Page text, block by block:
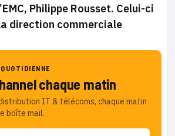
Philippe Rousset. Celui-ci
direction commerciale
chaque matin
IT & télécoms, chaque matin
boîte mail.